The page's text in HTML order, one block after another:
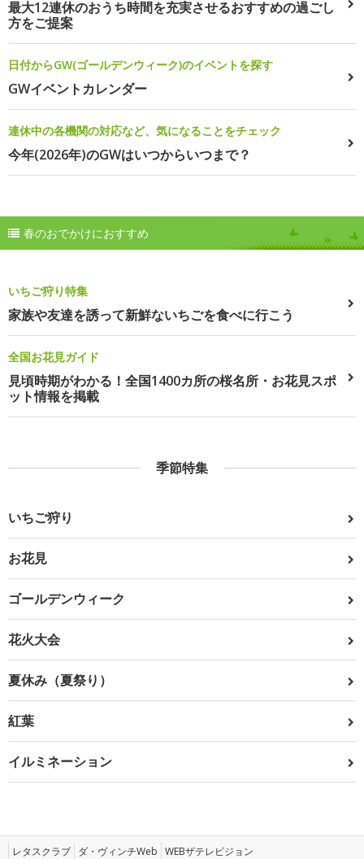
最大12連休のおうち時間を充実させるおすすめの過ごし
方をご提案
日付からGW(ゴールデンウィーク)のイベントを探す
GWイベントカレンダー
連休中の各機関の対応など、気になることをチェック
今年(2026年)のGWはいつからいつまで？
春のおでかけにおすすめ
いちご狩り特集
家族や友達を誘って新鮮ないちごを食べに行こう
全国お花見ガイド
見頃時期がわかる！全国1400カ所の桜名所・お花見スポ
ット情報を掲載
季節特集
いちご狩り
お花見
ゴールデンウィーク
花火大会
夏休み（夏祭り）
紅葉
イルミネーション
レタスクラブ ダ・ヴィンチWeb WEBザテレビジョン